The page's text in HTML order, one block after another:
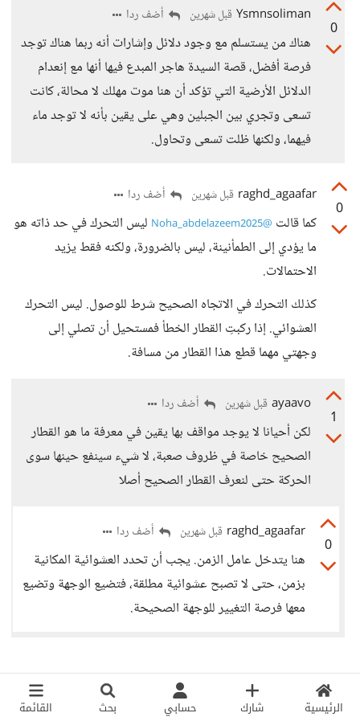
الرئيسية شارك حسابي بحث القائمة
0
Ysmnsoliman قبل شهرين أضف ردا
هناك من يستسلم مع وجود دلائل وإشارات أنه ربما هناك توجد
فرصة أفضل، قصة السيدة هاجر المبدع فيها أنها مع إنعدام
الدلائل الأرضية التي تؤكد أن هنا موت مهلك لا محالة، كانت
تسعى وتجري بين الجبلين وهي على يقين بأنه لا توجد ماء
فيهما، ولكنها ظلت تسعى وتحاول.
0
raghd_agaafar قبل شهرين أضف ردا
كما قالت @Noha_abdelazeem2025
ليس التحرك في حد ذاته هو
ما يؤدي إلى الطمأنينة، ليس بالضرورة، ولكنه فقط يزيد
الاحتمالات.
كذلك التحرك في الاتجاه الصحيح شرط للوصول. ليس التحرك
العشوائي. إذا ركبتِ القطار الخطأ فمستحيل أن تصلي إلى
وجهتي مهما قطع هذا القطار من مسافة.
1
ayaavo قبل شهرين أضف ردا
لكن أحيانا لا يوجد مواقف بها يقين في معرفة ما هو القطار
الصحيح خاصة في ظروف صعبة، لا شيء سينفع حينها سوى
الحركة حتى لنعرف القطار الصحيح أصلا
0
raghd_agaafar قبل شهرين أضف ردا
هنا يتدخل عامل الزمن. يجب أن تحدد العشوائية المكانية
بزمن، حتى لا تصبح عشوائية مطلقة، فتضيع الوجهة وتضيع
معها فرصة التغيير للوجهة الصحيحة.